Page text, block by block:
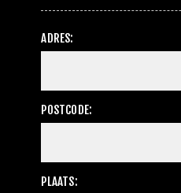
ADRES:
POSTCODE:
PLAATS: